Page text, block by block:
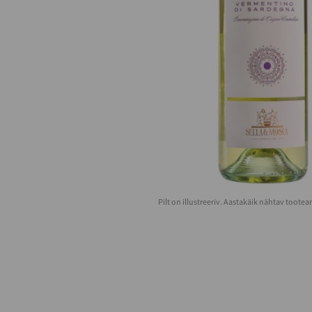
Pilt on illustreeriv. Aastakäik nähtav